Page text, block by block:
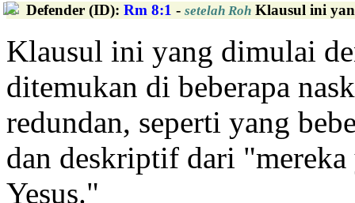
Defender (ID): Rm 8:1 - setelah Roh Klausul ini
Klausul ini yang dimulai
ditemukan di beberapa
redundan, seperti yang
dan deskriptif dari
Yesus."